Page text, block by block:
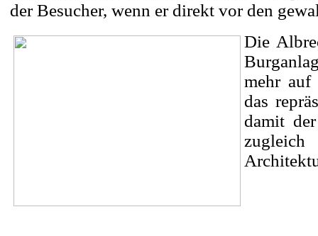
der Besucher, wenn er direkt vor den
Die
mehr auf
das
damit
zugleich